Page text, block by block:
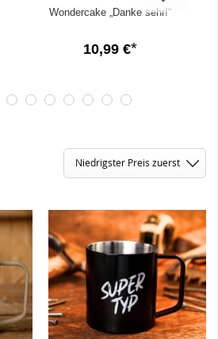
Wondercake „Danke sehr!“
10,99 €